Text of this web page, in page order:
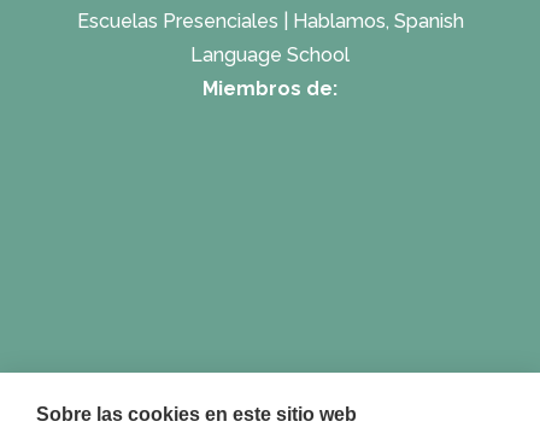
Escuelas Presenciales
Hablamos, Spanish
Language School
Miembros de:
Sobre las cookies en este sitio web